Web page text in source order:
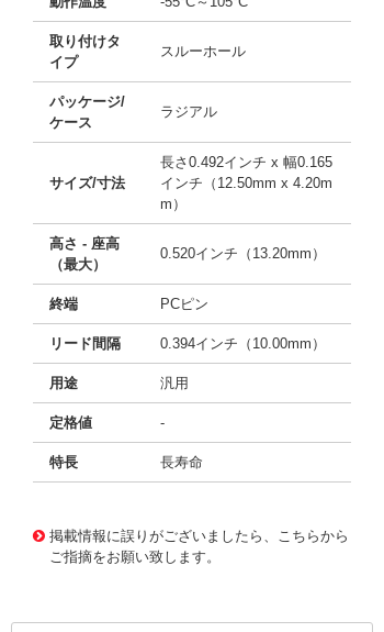
取り付けタ
イプ
スルーホール
パッケージ/
ケース
ラジアル
サイズ/寸法
長さ0.492インチ x 幅0.165
インチ（12.50mm x 4.20m
m）
高さ - 座高
（最大）
0.520インチ（13.20mm）
終端 PCピン
リード間隔 0.394インチ（10.00mm）
用途 汎用
定格値 -
特長 長寿命
掲載情報に誤りがございましたら、こちらから
ご指摘をお願い致します。